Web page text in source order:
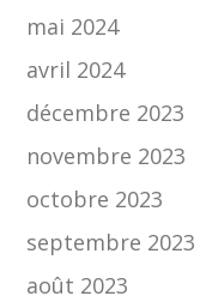
mai 2024
avril 2024
décembre 2023
novembre 2023
octobre 2023
septembre 2023
août 2023